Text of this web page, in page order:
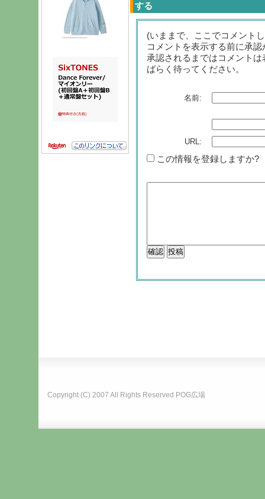
する
(いままで、ここでコメント
コメントを表示する前に承
承認されるまではコメント
ばらく待ってください。
名前:
URL:
この情報を登録しますか?
Copyright (C) 2007 All Rights Reserved POG広場